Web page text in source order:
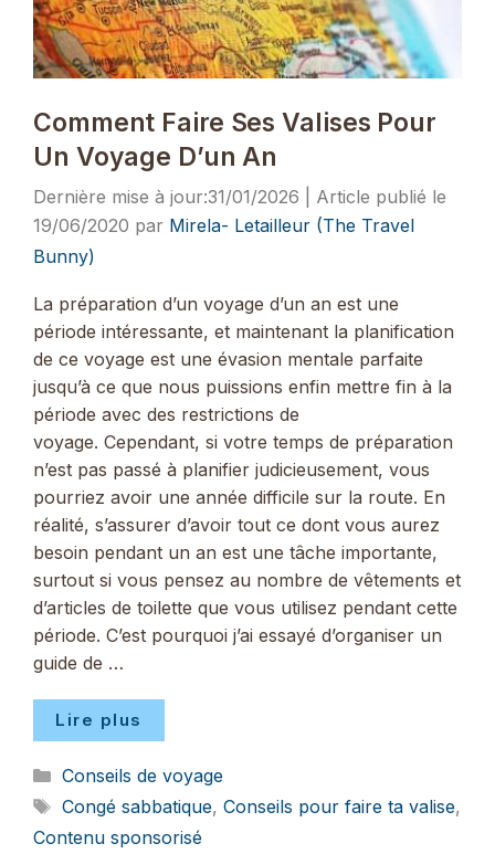
Comment Faire Ses Valises Pour
Un Voyage D’un An
31/01/2026
19/06/2020 par Mirela- Letailleur (The Travel
Bunny)
La préparation d’un voyage d’un an est une
période intéressante, et maintenant la planification
de ce voyage est une évasion mentale parfaite
jusqu’à ce que nous puissions enfin mettre fin à la
période avec des restrictions de
voyage. Cependant, si votre temps de préparation
n’est pas passé à planifier judicieusement, vous
pourriez avoir une année difficile sur la route. En
réalité, s’assurer d’avoir tout ce dont vous aurez
besoin pendant un an est une tâche importante,
surtout si vous pensez au nombre de vêtements et
d’articles de toilette que vous utilisez pendant cette
période. C’est pourquoi j’ai essayé d’organiser un
guide de …
Lire plus
Catégories
Conseils de voyage
Étiquettes
Congé sabbatique, Conseils pour faire ta valise,
Contenu sponsorisé